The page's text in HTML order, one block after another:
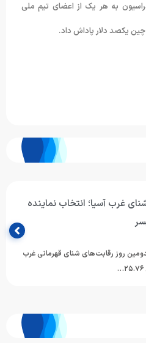
به هر یک از اعضای تیم ملی
یکصد دلار پاداش داد.
غرب آسیا؛ انتخاب نماینده
روز رقابت‌های شنای قهرمانی غرب